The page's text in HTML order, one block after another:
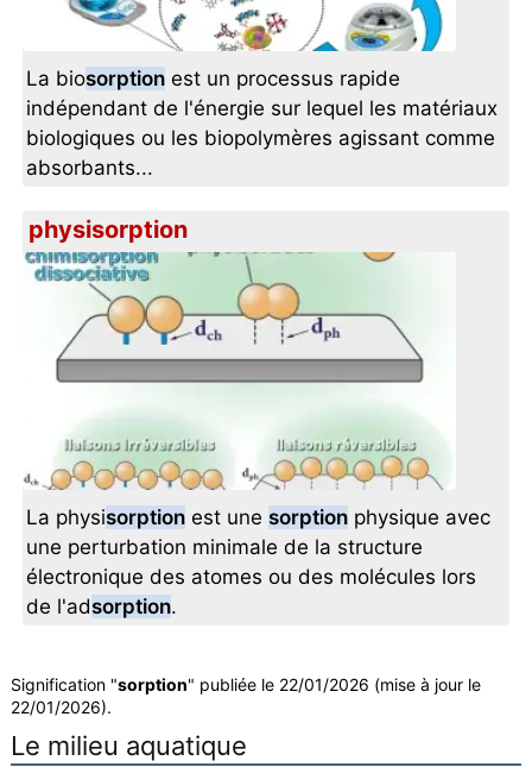
La biosorption est un processus rapide
indépendant de l'énergie sur lequel les matériaux
biologiques ou les biopolymères agissant comme
absorbants...
physisorption
La physisorption est unesorption physique avec
une perturbation minimale de la structure
électronique des atomes ou des molécules lors
de l'adsorption.
Signification "sorption" publiée le 22/01/2026 (mise à jour le
22/01/2026).
Le milieu aquatique